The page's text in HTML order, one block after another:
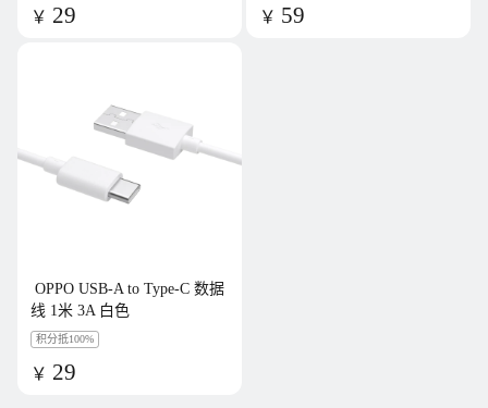
￥ 29 ￥ 59
OPPO USB-A to Type-C 数据
线 1米 3A 白色
积分抵100%
￥ 29